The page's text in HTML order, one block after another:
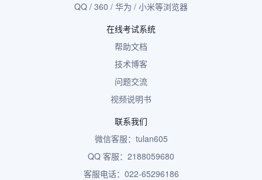
QQ / 360 / 华为 / 小米等浏览器
在线考试系统
帮助文档
技术博客
问题交流
视频说明书
联系我们
微信客服：tulan605
QQ 客服：2188059680
客服电话：022-65296186